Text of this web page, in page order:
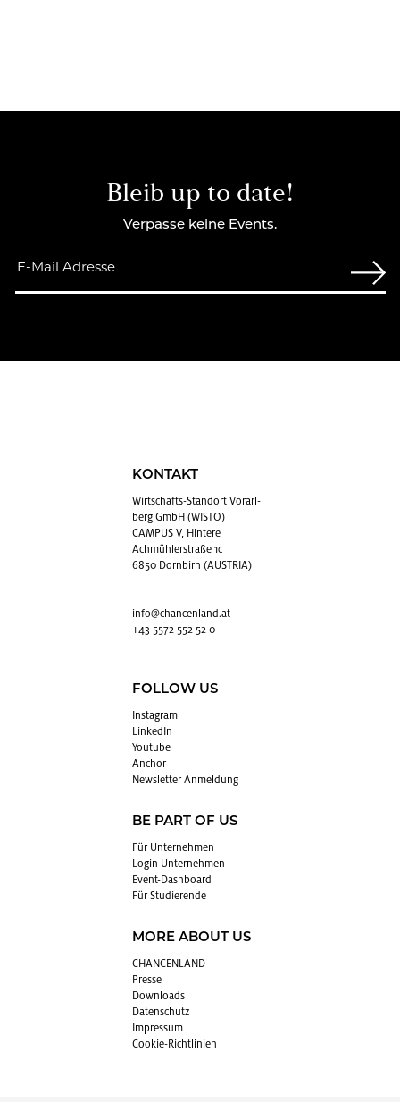
Bleib up to date!
Verpasse keine Events.
KONTAKT
Wirt­schafts-Stand­ort Vor­arl­
berg GmbH (WISTO)
CAMPUS V, Hintere
Achmühlerstraße 1c
6850 Dornbirn (AUSTRIA)
info@​chancenland.​at
+43 5572 552 52 0
FOLLOW US
In­sta­gram
Lin­kedIn
You­tube
An­chor
News­let­ter An­mel­dung
BE PART OF US
Für Un­ter­neh­men
Login Un­ter­neh­men
Event-Da­sh­board
Für Stu­die­ren­de
MORE ABOUT US
CHAN­CEN­LAND
Pres­se
Down­loads
Da­ten­schutz
Im­pres­sum
Coo­kie-Richt­li­ni­en